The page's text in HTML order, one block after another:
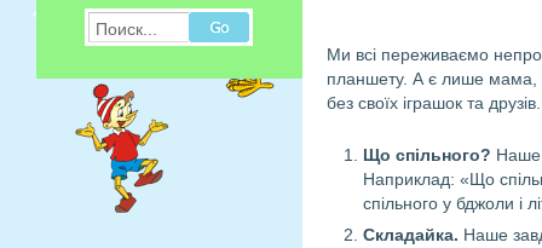
Ми всі переживаємо
планшету. А є лише мама,
без своїх іграшок та
Що спільного? Наше
Наприклад: «Що
спільного у бджоли і
Складайка. Наше
Поиск...